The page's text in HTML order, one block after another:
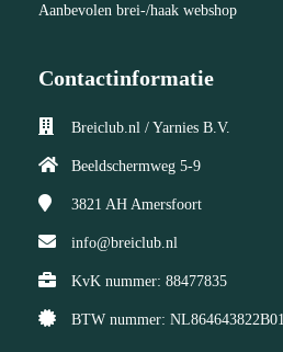
Aanbevolen brei-/haak webshop
Contactinformatie
Breiclub.nl / Yarnies B.V.
Beeldschermweg 5-9
3821 AH Amersfoort
info@breiclub.nl
KvK nummer: 88477835
BTW nummer: NL864643822B01